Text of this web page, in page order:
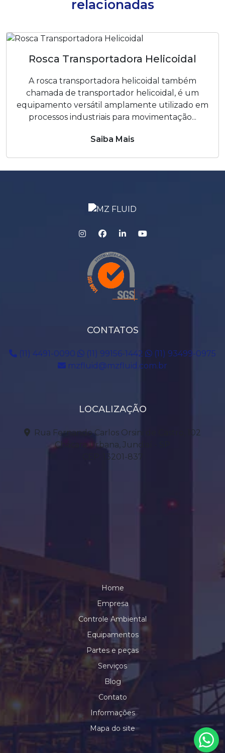
relacionadas
Rosca Transportadora Helicoidal
A rosca transportadora helicoidal também
chamada de transportador helicoidal, é um
equipamento versátil amplamente utilizado em
processos industriais para movimentação...
Saiba Mais
CONTATOS
(11) 4491-0090 (11) 99156-1442
(11) 93499-0975
mzfluid@mzfluid.com.br
LOCALIZAÇÃO
Rua Fernando Carlos Orsini de Castro, 102
Chácara Urbana, Jundiaí - SP
CEP: 13201-837
Home
Empresa
Controle Ambiental
Equipamentos
Partes e peças
Serviços
Blog
Contato
Informações
Mapa do site